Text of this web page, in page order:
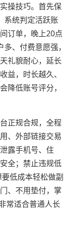
操技巧。首先保
系统判定活跃账
订单，晚上20点
、付费意愿强，
礼貌耐心，延长
益，时长越久、
降低账号评分，
正规合规，全程
、外部链接交易
露手机号、住
全；禁止违规低
低成本轻松做副
、不用垫付，掌
常适合普通人长